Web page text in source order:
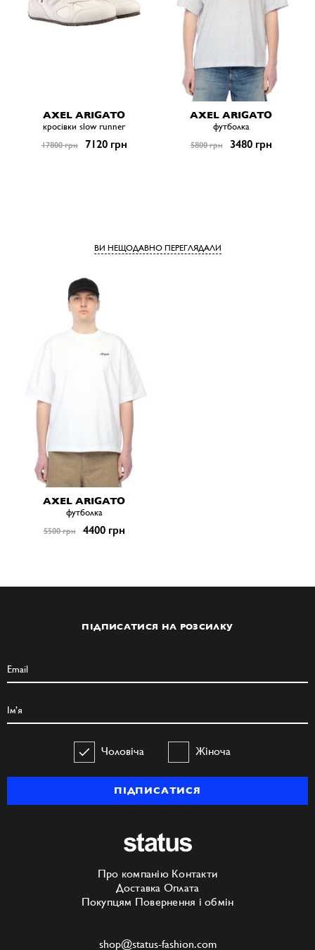
AXEL ARIGATO
кросівки slow runner
17800 грн 7120 грн
AXEL ARIGATO
футболка
5800 грн 3480 грн
ВИ НЕЩОДАВНО ПЕРЕГЛЯДАЛИ
AXEL ARIGATO
футболка
5500 грн 4400 грн
ПІДПИСАТИСЯ НА РОЗСИЛКУ
Чоловіча Жіноча
ПІДПИСАТИСЯ
Про компанію Контакти
Доставка Оплата
Покупцям Повернення і обмін
shop@status-fashion.com